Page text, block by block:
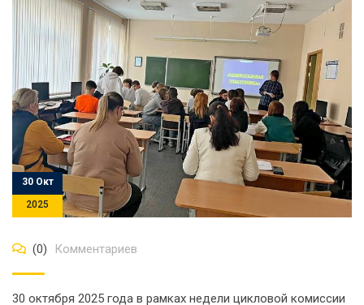
30 Окт
2025
(0) Комментариев
30 октября 2025 года в рамках недели цикловой комиссии